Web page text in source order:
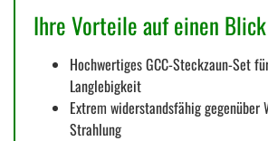
Ihre Vorteile auf einen Blick
Hochwertiges GCC-Steckzaun-Set
Langlebigkeit
Extrem widerstandsfähig gegenüber
Strahlung